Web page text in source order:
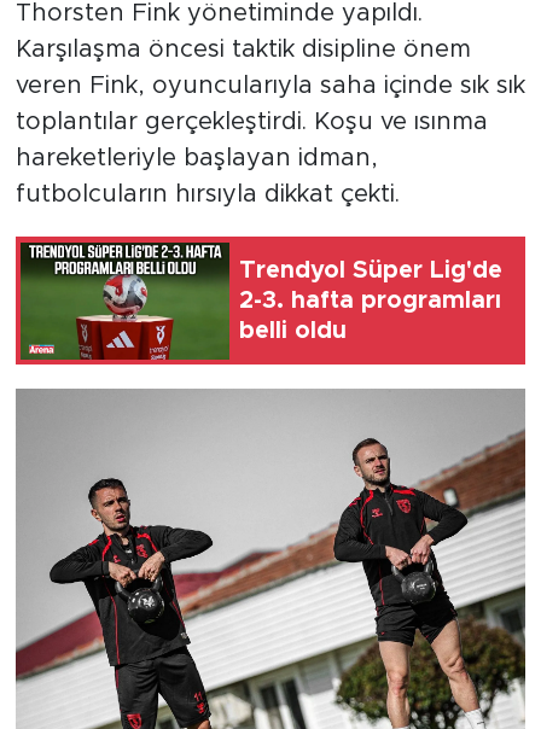
Thorsten Fink yönetiminde yapıldı.
Karşılaşma öncesi taktik disipline önem
veren Fink, oyuncularıyla saha içinde sık sık
toplantılar gerçekleştirdi. Koşu ve ısınma
hareketleriyle başlayan idman,
futbolcuların hırsıyla dikkat çekti.
Trendyol Süper Lig'de
2-3. hafta programları
belli oldu